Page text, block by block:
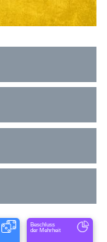
Beschluss
der Mehrheit